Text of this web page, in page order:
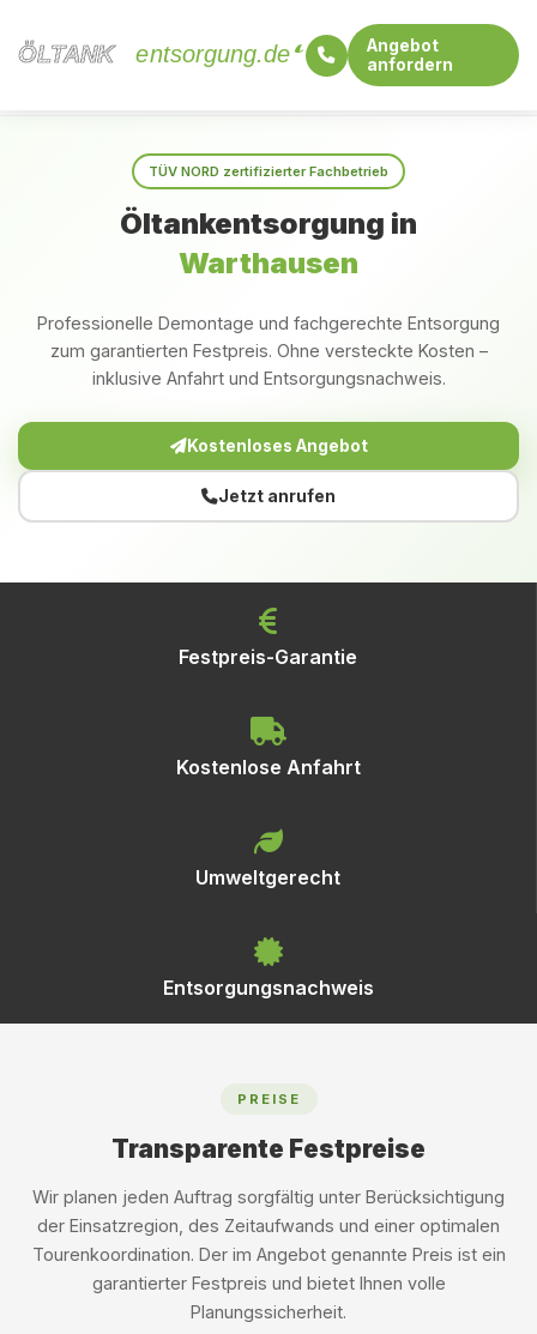
ÖLTANK
ÖLTANK entsorgung.de
Angebot
anfordern
TÜV NORD zertifizierter Fachbetrieb
Öltankentsorgung in
Warthausen
Professionelle Demontage und fachgerechte Entsorgung
zum garantierten Festpreis. Ohne versteckte Kosten –
inklusive Anfahrt und Entsorgungsnachweis.
Kostenloses Angebot
Jetzt anrufen
Festpreis-Garantie
Kostenlose Anfahrt
Umweltgerecht
Entsorgungsnachweis
PREISE
Transparente Festpreise
Wir planen jeden Auftrag sorgfältig unter Berücksichtigung
der Einsatzregion, des Zeitaufwands und einer optimalen
Tourenkoordination. Der im Angebot genannte Preis ist ein
garantierter Festpreis und bietet Ihnen volle
Planungssicherheit.